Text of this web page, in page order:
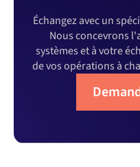
Échangez avec un
Nous concevrons
systèmes et à votre
de vos opérations à